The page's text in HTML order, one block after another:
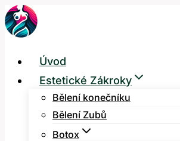
Přeskočit
na
Úvod
Estetické Zákroky
Bělení konečníku
Bělení Zubů
Botox